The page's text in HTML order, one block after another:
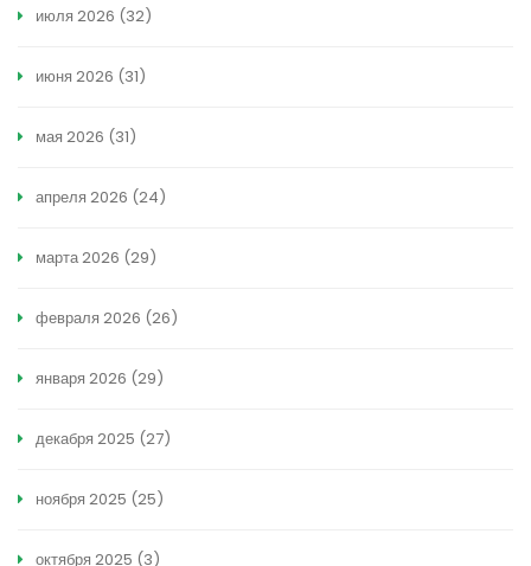
июля 2026 (32)
июня 2026 (31)
мая 2026 (31)
апреля 2026 (24)
марта 2026 (29)
февраля 2026 (26)
января 2026 (29)
декабря 2025 (27)
ноября 2025 (25)
октября 2025 (3)